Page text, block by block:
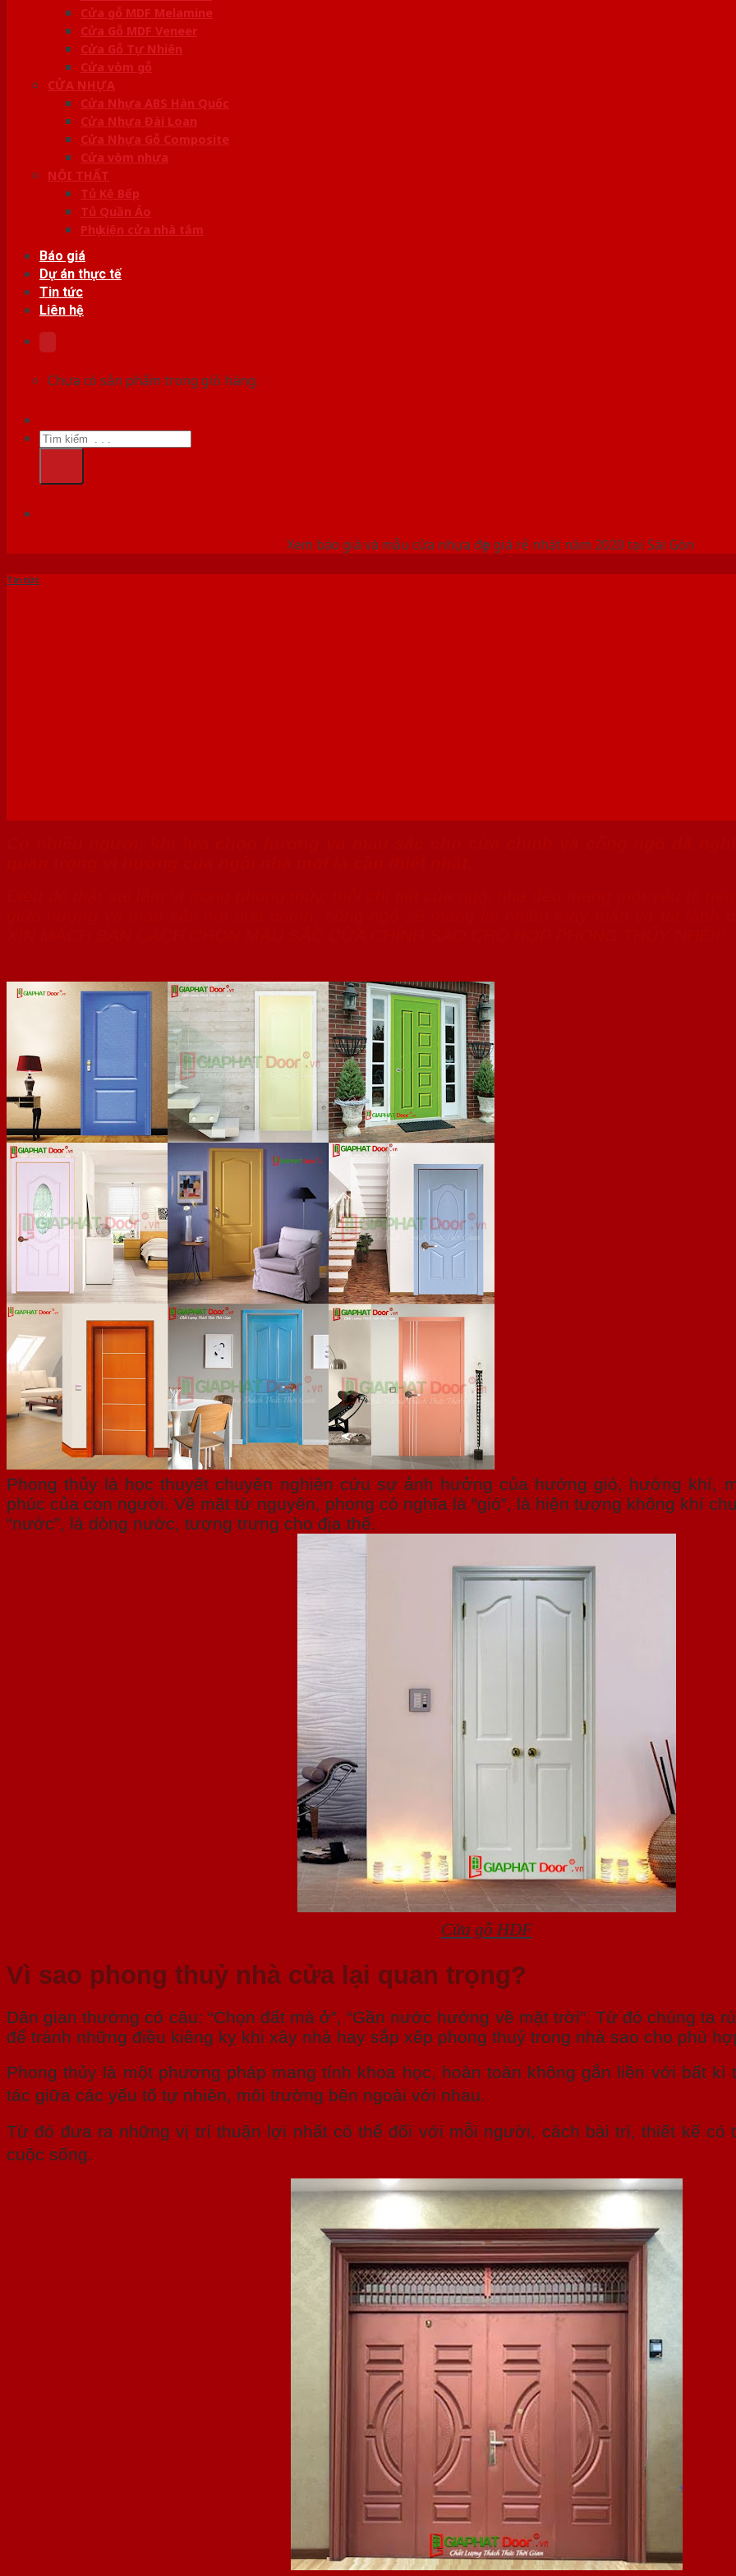
Cửa gỗ MDF Melamine
Cửa Gỗ MDF Veneer
Cửa Gỗ Tự Nhiên
Cửa vòm gỗ
CỬA NHỰA
Cửa Nhựa ABS Hàn Quốc
Cửa Nhựa Đài Loan
Cửa Nhựa Gỗ Composite
Cửa vòm nhựa
NỘI THẤT
Tủ Kệ Bếp
Tủ Quần Áo
Phụ kiện cửa nhà tắm
Báo giá
Dự án thực tế
Tin tức
Liên hệ
Chưa có sản phẩm trong giỏ hàng.
Tìm
kiếm:
Xem báo giá và mẫu cửa nhựa đẹp giá rẻ nhất năm 2020 tại Sài Gòn
Tin tức
Phong thủy là học thuyết chuyên nghiên cứu sự ảnh hưởng của hướng gió, hướng khí,
phúc của con người. Về mặt từ nguyên, phong có nghĩa là “gió”, là hiện tượng không khí
“nước”, là dòng nước, tượng trưng cho địa thế.
Cửa gỗ HDF
Vì sao phong thuỷ nhà cửa lại quan trọng?
Dân gian thường có câu: “Chọn đất mà ở”, “Gần nước hướng về mặt trời”. Từ đó chúng ta
để tránh những điều kiêng kỵ khi xây nhà hay sắp xếp phong thuỷ trong nhà sao cho phù
Phong thủy là một phương pháp mang tính khoa học, hoàn toàn không gắn liền với bất
tác giữa các yếu tố tự nhiên, môi trường bên ngoài với nhau.
Từ đó đưa ra những vị trí thuận lợi nhất có thể đối với mỗi người, cách bài trí, thiết kế có
cuộc sống.